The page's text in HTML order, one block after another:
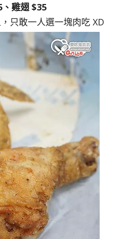
雞翅 $35
只敢一人選一塊肉吃 XD